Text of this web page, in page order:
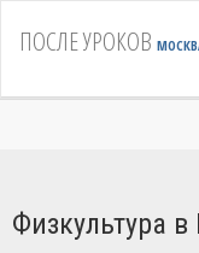
ПОСЛЕ УРОКОВ
Физкультура